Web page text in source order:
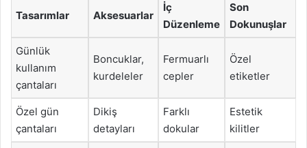
Tasarımlar Aksesuarlar
İç
Düzenleme
Son
Dokunuşlar
Günlük
kullanım
çantaları
Boncuklar,
kurdeleler
Fermuarlı
cepler
Özel
etiketler
Özel gün
çantaları
Dikiş
detayları
Farklı
dokular
Estetik
kilitler